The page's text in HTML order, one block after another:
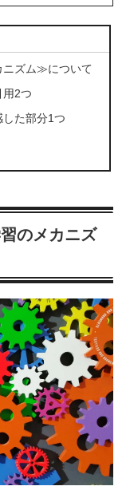
ニズム≫について
2つ
た部分1つ
のメカニズ